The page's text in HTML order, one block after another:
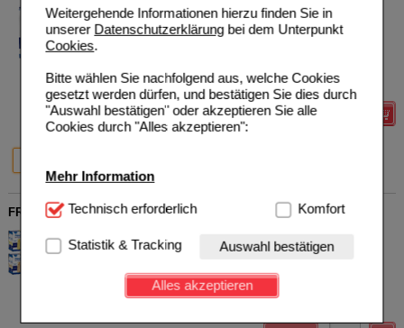
Weitergehende Informationen hierzu finden Sie in
unserer Datenschutzerklärungbei dem Unterpunkt
Cookies.
Bitte wählen Sie nachfolgend aus, welche Cookies
gesetzt werden dürfen, und bestätigen Sie dies durch
"Auswahl bestätigen" oder akzeptieren Sie alle
Cookies durch "Alles akzeptieren":
Mehr Information
Technisch Notwendig:Hierbei handelt es sich um
Website notwendig sind (z.B. Navigation, Warenkorb,
Kundenkonto), weshalb auf diese nicht verzichtet
werden kann.
Einkaufserlebnis noch ansprechender zu gestalten,
Technisch erforderlich Komfort
Statistik & Tracking Auswahl bestätigen
Alles akzeptieren
Fresenius Kabi Deutschland
GmbH
06698728
4X200
UVP**
Unser Preis
Grundpreis
MHD:
Details
FRESUBIN PROTEIN Energy DRINK Mischkarton Trinkfl.
GmbH
ml Lösung
UVP**
Sie sparen
Grundpreis